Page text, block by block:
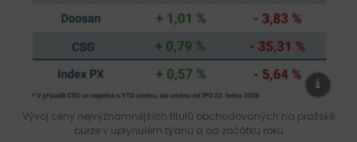
Vývoj ceny nejvýznamnějších titulů obchodovaných na pražské
burze v uplynulém týdnu a od začátku roku